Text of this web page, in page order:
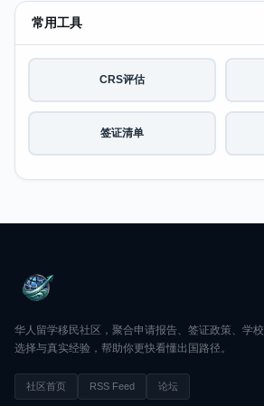
常用工具
CRS评估
签证清单
华人留学移民社区，聚合申请报告、签证政策、学校
选择与真实经验，帮助你更快看懂出国路径。
社区首页 RSS Feed 论坛